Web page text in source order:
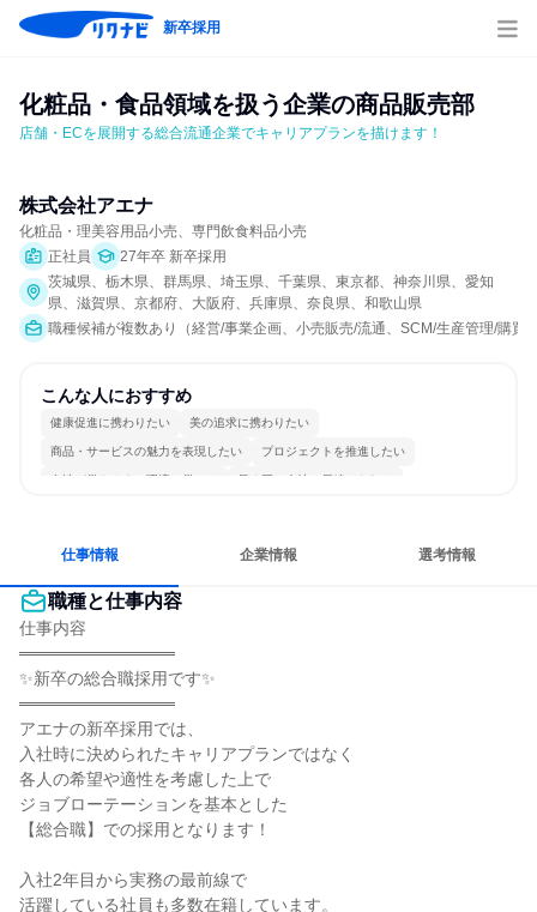
新卒採用
化粧品・食品領域を扱う企業の商品販売部
店舗・ECを展開する総合流通企業でキャリアプランを描けます！
株式会社アエナ
化粧品・理美容用品小売、専門飲食料品小売
正社員
27年卒 新卒採用
茨城県、栃木県、群馬県、埼玉県、千葉県、東京都、神奈川県、愛知
県、滋賀県、京都府、大阪府、兵庫県、奈良県、和歌山県
職種候補が複数あり（経営/事業企画、小売販売/流通、SCM/生産管理/購
こんな人におすすめ
健康促進に携わりたい 美の追求に携わりたい
商品・サービスの魅力を表現したい プロジェクトを推進したい
女性が働きやすい環境で働ける 長く同じ会社に居続けられる
仕事情報 企業情報 選考情報
職種と仕事内容
仕事内容
═════════════
✨新卒の総合職採用です✨
═════════════
アエナの新卒採用では、
入社時に決められたキャリアプランではなく
各人の希望や適性を考慮した上で
ジョブローテーションを基本とした
【総合職】での採用となります！
入社2年目から実務の最前線で
活躍している社員も多数在籍しています。